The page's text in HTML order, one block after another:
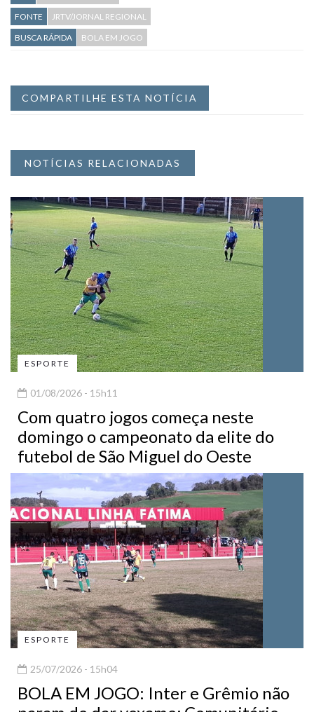
FONTE
JRTV/JORNAL REGIONAL
BUSCA RÁPIDA
BOLA EM JOGO
COMPARTILHE ESTA NOTÍCIA
NOTÍCIAS RELACIONADAS
ESPORTE
01/08/2026 - 15h11
Com quatro jogos começa neste
domingo o campeonato da elite do
futebol de São Miguel do Oeste
ESPORTE
25/07/2026 - 15h04
BOLA EM JOGO: Inter e Grêmio não